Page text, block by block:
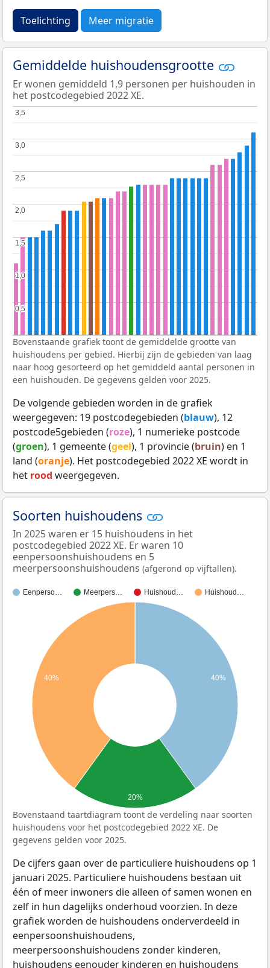
Toelichting Meer migratie
Gemiddelde huishoudensgrootte
Er wonen gemiddeld 1,9 personen per huishouden in
het postcodegebied 2022 XE.
0,5
0,5
1,0
1,0
1,5
1,5
2,0
2,0
2,5
2,5
3,0
3,0
3,5
3,5
Bovenstaande grafiek toont de gemiddelde grootte van
huishoudens per gebied. Hierbij zijn de gebieden van laag
naar hoog gesorteerd op het gemiddeld aantal personen in
een huishouden. De gegevens gelden voor 2025.
De volgende gebieden worden in de grafiek
weergegeven: 19 postcodegebieden (blauw), 12
postcode5gebieden (roze), 1 numerieke postcode
(groen), 1 gemeente (geel), 1 provincie (bruin) en 1
land (oranje). Het postcodegebied 2022 XE wordt in
het rood weergegeven.
Soorten huishoudens
In 2025 waren er 15 huishoudens in het
postcodegebied 2022 XE. Er waren 10
eenpersoonshuishoudens en 5
meerpersoonshuishoudens (afgerond op vijftallen).
Eenperso… Meerpers… Huishoud… Huishoud…
40%
40%
20%
Bovenstaand taartdiagram toont de verdeling naar soorten
huishoudens voor het postcodegebied 2022 XE. De
gegevens gelden voor 2025.
De cijfers gaan over de particuliere huishoudens op 1
januari 2025. Particuliere huishoudens bestaan uit
één of meer inwoners die alleen of samen wonen en
zelf in hun dagelijks onderhoud voorzien. In deze
grafiek worden de huishoudens onderverdeeld in
eenpersoonshuishoudens,
meerpersoonshuishoudens zonder kinderen,
huishoudens eenouder kinderen en huishoudens